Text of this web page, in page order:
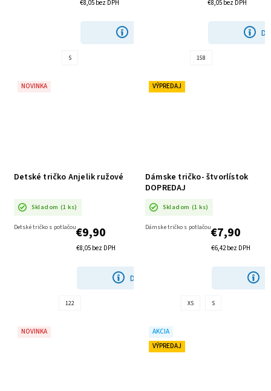
€8,05 bez DPH
S
€8,05 bez DPH
158
NOVINKA
Detské tričko Anjelik ružové
Skladom (1 ks)
€8,05 bez DPH
€9,90
DETAIL
Detské tričko s potlačou
122
VÝPREDAJ
Dámske tričko- štvorlístok
DOPREDAJ
Skladom (1 ks)
€6,42 bez DPH
€7,90
Dámske tričko s potlačou
XS S
NOVINKA
AKCIA
VÝPREDAJ